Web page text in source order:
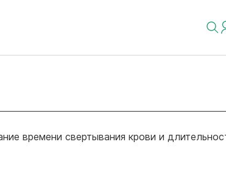
времени свертывания крови и